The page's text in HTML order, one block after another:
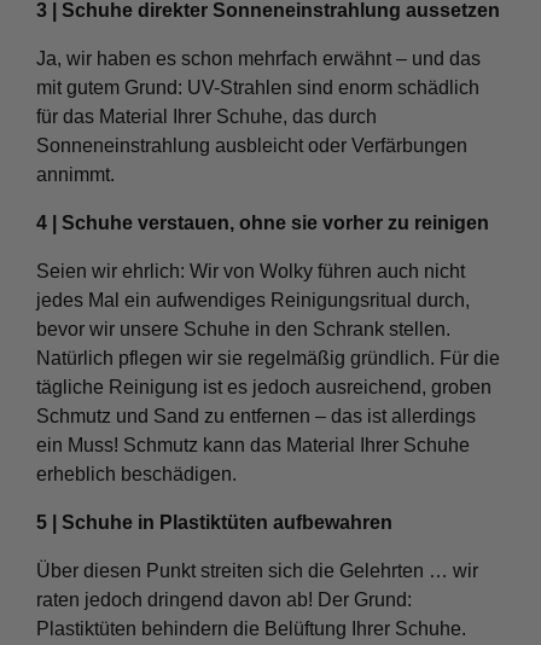
3 | Schuhe direkter Sonneneinstrahlung aussetzen
Ja, wir haben es schon mehrfach erwähnt – und das
mit gutem Grund: UV-Strahlen sind enorm schädlich
für das Material Ihrer Schuhe, das durch
Sonneneinstrahlung ausbleicht oder Verfärbungen
annimmt.
4 | Schuhe verstauen, ohne sie vorher zu reinigen
Seien wir ehrlich: Wir von Wolky führen auch nicht
jedes Mal ein aufwendiges Reinigungsritual durch,
bevor wir unsere Schuhe in den Schrank stellen.
Natürlich pflegen wir sie regelmäßig gründlich. Für die
tägliche Reinigung ist es jedoch ausreichend, groben
Schmutz und Sand zu entfernen – das ist allerdings
ein Muss! Schmutz kann das Material Ihrer Schuhe
erheblich beschädigen.
5 | Schuhe in Plastiktüten aufbewahren
Über diesen Punkt streiten sich die Gelehrten … wir
raten jedoch dringend davon ab! Der Grund:
Plastiktüten behindern die Belüftung Ihrer Schuhe.